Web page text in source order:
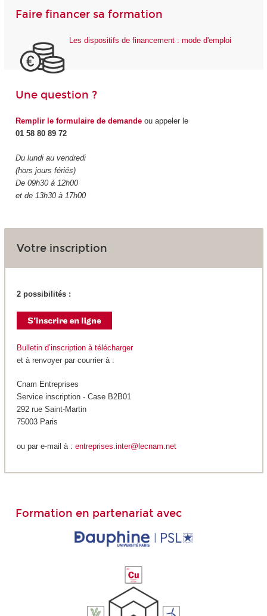
Faire financer sa formation
Les dispositifs de financement : mode d'emploi
Une question ?
Remplir le formulaire de demandeou appeler le
01 58 80 89 72
Du lundi au vendredi
(hors jours fériés)
De 09h30 à 12h00
et de 13h30 à 17h00
Votre inscription
2 possibilités :
Bulletin d’inscription à télécharger
et à renvoyer par courrier à :
Cnam Entreprises
Service inscription - Case B2B01
292 rue Saint-Martin
75003 Paris
ou par e-mail à : entreprises.inter@lecnam.net
Formation en partenariat avec